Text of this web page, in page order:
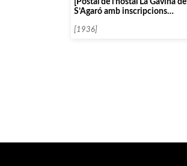
S’Agaró amb inscripcions
[1936]